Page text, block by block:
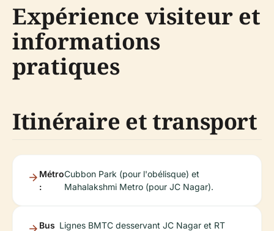
Expérience visiteur et
informations
pratiques
Itinéraire et transport
Métro
:
Cubbon Park (pour l'obélisque) et
Mahalakshmi Metro (pour JC Nagar).
Bus Lignes BMTC desservant JC Nagar et RT